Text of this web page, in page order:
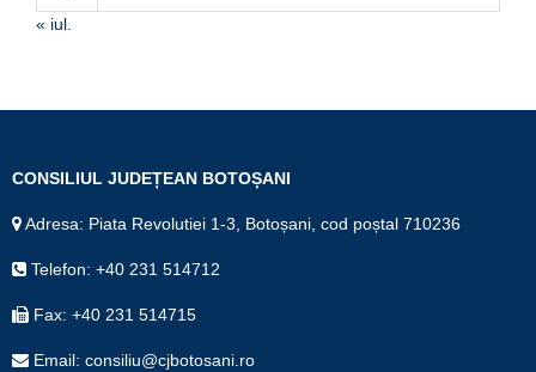
« iul.
CONSILIUL JUDEȚEAN BOTOȘANI
Adresa: Piata Revolutiei 1-3, Botoșani, cod poștal 710236
Telefon: +40 231 514712
Fax: +40 231 514715
Email: consiliu@cjbotosani.ro